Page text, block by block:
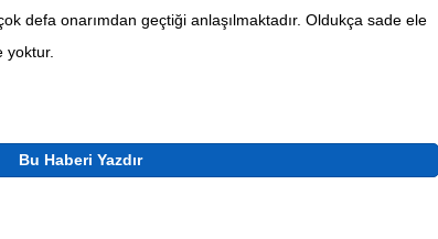
defa onarımdan geçtiği anlaşılmaktadır. Oldukça sade ele
yoktur.
Bu Haberi Yazdır